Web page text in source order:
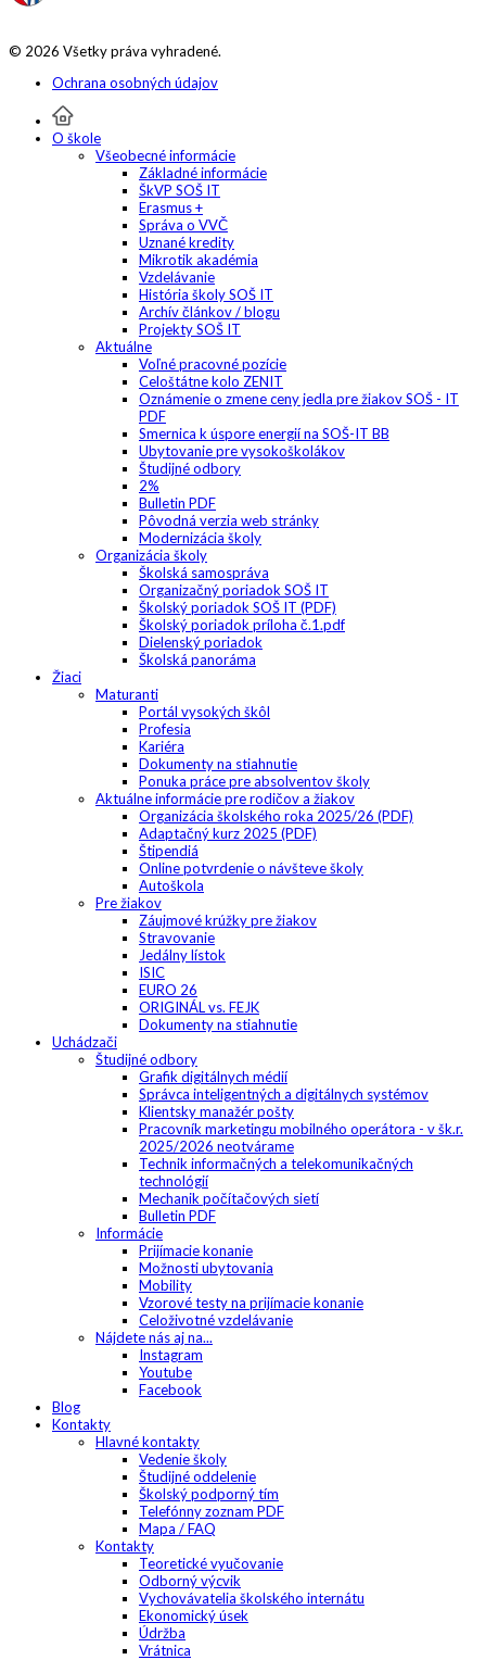
© 2026 Všetky práva vyhradené.
Ochrana osobných údajov
O škole
Všeobecné informácie
Základné informácie
ŠkVP SOŠ IT
Erasmus +
Správa o VVČ
Uznané kredity
Mikrotik akadémia
Vzdelávanie
História školy SOŠ IT
Archív článkov / blogu
Projekty SOŠ IT
Aktuálne
Voľné pracovné pozície
Celoštátne kolo ZENIT
Oznámenie o zmene ceny jedla pre žiakov SOŠ - IT
PDF
Smernica k úspore energií na SOŠ-IT BB
Ubytovanie pre vysokoškolákov
Študijné odbory
2%
Bulletin PDF
Pôvodná verzia web stránky
Modernizácia školy
Organizácia školy
Školská samospráva
Organizačný poriadok SOŠ IT
Školský poriadok SOŠ IT (PDF)
Školský poriadok príloha č.1.pdf
Dielenský poriadok
Školská panoráma
Žiaci
Maturanti
Portál vysokých škôl
Profesia
Kariéra
Dokumenty na stiahnutie
Ponuka práce pre absolventov školy
Aktuálne informácie pre rodičov a žiakov
Organizácia školského roka 2025/26 (PDF)
Adaptačný kurz 2025 (PDF)
Štipendiá
Online potvrdenie o návšteve školy
Autoškola
Pre žiakov
Záujmové krúžky pre žiakov
Stravovanie
Jedálny lístok
ISIC
EURO 26
ORIGINÁL vs. FEJK
Dokumenty na stiahnutie
Uchádzači
Študijné odbory
Grafik digitálnych médií
Správca inteligentných a digitálnych systémov
Klientsky manažér pošty
Pracovník marketingu mobilného operátora - v šk.r.
2025/2026 neotvárame
Technik informačných a telekomunikačných
technológií
Mechanik počítačových sietí
Bulletin PDF
Informácie
Prijímacie konanie
Možnosti ubytovania
Mobility
Vzorové testy na prijímacie konanie
Celoživotné vzdelávanie
Nájdete nás aj na...
Instagram
Youtube
Facebook
Blog
Kontakty
Hlavné kontakty
Vedenie školy
Študijné oddelenie
Školský podporný tím
Telefónny zoznam PDF
Mapa / FAQ
Kontakty
Teoretické vyučovanie
Odborný výcvik
Vychovávatelia školského internátu
Ekonomický úsek
Údržba
Vrátnica